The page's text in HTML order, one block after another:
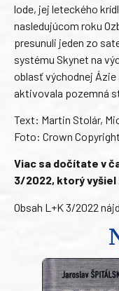
lode, jej leteckého
nasledujúcom roku
presunuli jeden zo
systému Skynet na
oblasť východnej Ázie
aktivovala pozemná
Text: Martin Stolár,
Foto: Crown
Viac sa dočítate v
3/2022, ktorý vyšiel
Obsah L+K 3/2022